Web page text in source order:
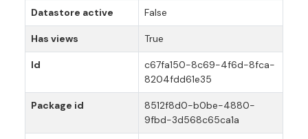
Datastore active False
Has views True
Id
c67fa150-8c69-4f6d-8fca-
8204fdd61e35
Package id
8512f8d0-b0be-4880-
9fbd-3d568c65ca1a